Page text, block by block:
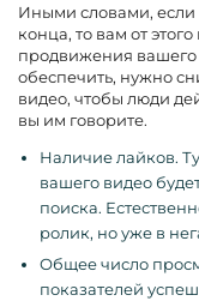
Иными словами, если
конца, то вам от
продвижения вашего
обеспечить, нужно
видео, чтобы люди
вы им говорите.
Наличие лайков.
вашего видео
поиска.
ролик, но уже в
Общее число
показателей